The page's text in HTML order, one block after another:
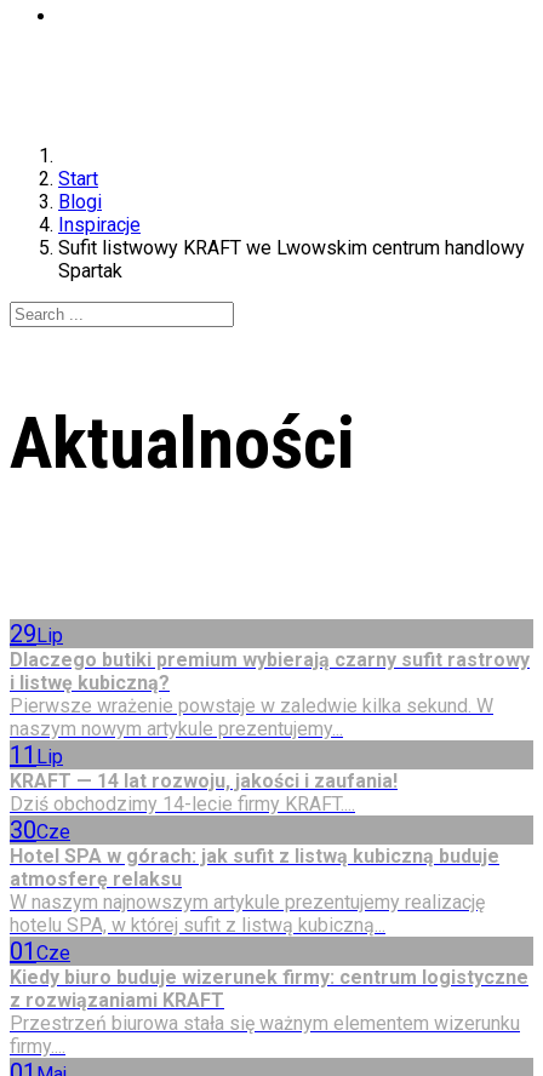
Start
Blogi
Inspiracje
Sufit listwowy KRAFT we Lwowskim centrum handlowy
Spartak
Aktualności
29Lip
Dlaczego butiki premium wybierają czarny sufit rastrowy
i listwę kubiczną?
Pierwsze wrażenie powstaje w zaledwie kilka sekund. W
naszym nowym artykule prezentujemy...
11 Lip
KRAFT — 14 lat rozwoju, jakości i zaufania!
Dziś obchodzimy 14-lecie firmy KRAFT....
30Cze
Hotel SPA w górach: jak sufit z listwą kubiczną buduje
atmosferę relaksu
W naszym najnowszym artykule prezentujemy realizację
hotelu SPA, w której sufit z listwą kubiczną...
01 Cze
Kiedy biuro buduje wizerunek firmy: centrum logistyczne
z rozwiązaniami KRAFT
Przestrzeń biurowa stała się ważnym elementem wizerunku
firmy....